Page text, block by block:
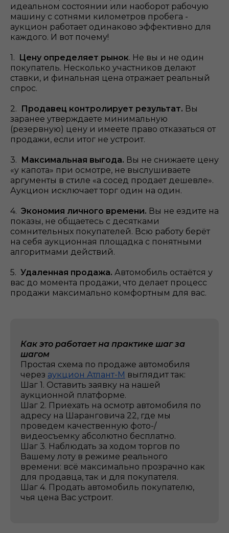
идеальном состоянии или наоборот рабочую
машину с сотнями километров пробега -
аукцион работает одинаково эффективно для
каждого. И вот почему!
1. Цену определяет рынок. Не вы и не один
покупатель. Несколько участников делают
ставки, и финальная цена отражает реальный
спрос.
2. Продавец контролирует результат. Вы
заранее утверждаете минимальную
(резервную) цену и имеете право отказаться от
продажи, если итог не устроит.
3. Максимальная выгода. Вы не снижаете цену
«у капота» при осмотре, не выслушиваете
аргументы в стиле «а сосед продает дешевле».
Аукцион исключает торг один на один.
4. Экономия личного времени. Вы не ездите на
показы, не общаетесь с десятками
сомнительных покупателей. Всю работу берёт
на себя аукционная площадка с понятными
алгоритмами действий.
5. Удаленная продажа. Автомобиль остаётся у
вас до момента продажи, что делает процесс
продажи максимально комфортным для вас.
Как это работает на практике шаг за
шагом
Простая схема по продаже автомобиля
через аукцион Атлант-М выглядит так:
Шаг 1. Оставить заявку на нашей
аукционной платформе.
Шаг 2. Приехать на осмотр автомобиля по
адресу на Шаранговича 22, где мы
проведем качественную фото-/
видеосъемку абсолютно бесплатно.
Шаг 3. Наблюдать за ходом торгов по
Вашему лоту в режиме реального
времени: всё максимально прозрачно как
для продавца, так и для покупателя.
Шаг 4. Продать автомобиль покупателю,
чья цена Вас устроит.